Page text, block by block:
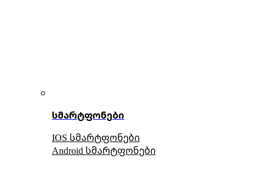
სმარტფონები
IOS სმარტფონები
Android სმარტფონები